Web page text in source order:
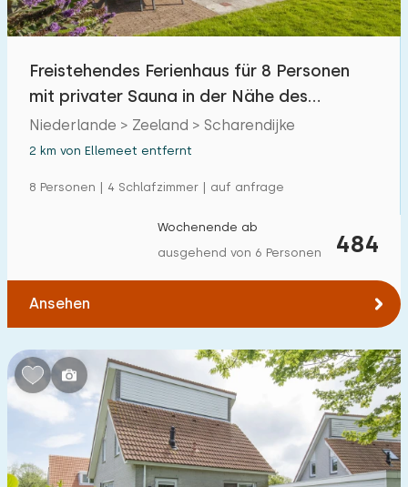
Freibad 1
Kinderanimation
Kindereinrichtungen im Park
Zugänglichkeit
Rollstuhlgerecht
Freistehendes Ferienhaus für 8 Personen
mit privater Sauna in der Nähe des
Grevelingenmeer
Niederlande > Zeeland > Scharendijke
2 km von Ellemeet entfernt
8 Personen | 4 Schlafzimmer | auf anfrage
484
Wochenende ab
ausgehend von 6 Personen
Ansehen